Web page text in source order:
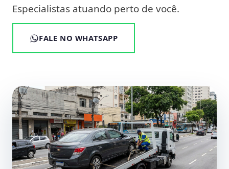
Especialistas atuando perto de você.
FALE NO WHATSAPP